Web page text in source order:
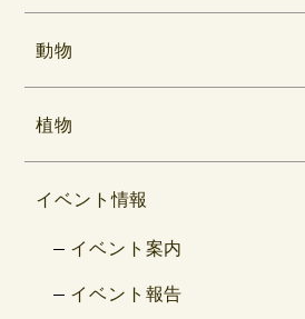
動物
植物
イベント情報
イベント案内
イベント報告